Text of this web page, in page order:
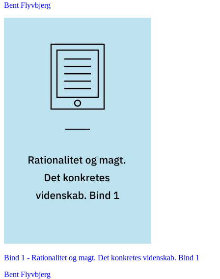
Bent Flyvbjerg
Bind 1 - Rationalitet og magt. Det konkretes videnskab. Bind 1
Bent Flyvbjerg